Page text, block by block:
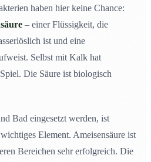
haben hier keine Chance:
– einer Flüssigkeit, die
ist und eine
Selbst mit Kalk hat
Die Säure ist biologisch
Bad eingesetzt werden, ist
Element. Ameisensäure ist
Bereichen sehr erfolgreich. Die